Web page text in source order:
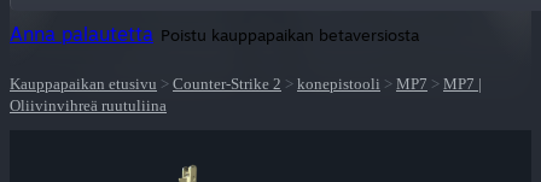
Anna palautetta Poistu kauppapaikan betaversiosta
Kauppapaikan etusivu > Counter-Strike 2 > konepistooli > MP7 > MP7 |
Oliivinvihreä ruutuliina